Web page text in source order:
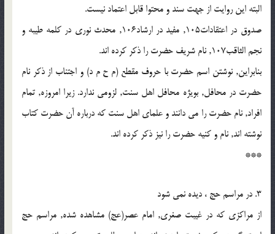
البته این روایت از جهت سند و محتوا قابل اعتماد نیست.
صدوق در اعتقادات105, مفید در ارشاد106, محدث نوری در کلمه طیبه و
نجم الثاقب107, نام شریف حضرت را ذکر کرده اند.
بنابراین, نوشتن اسم حضرت با حروف مقطع (م ح م د) و اجتناب از ذکر نام
حضرت در محافل, بویژه محافل اهل سنت, لزومی ندارد. زیرا امروزه, تمام
افراد, نام حضرت را می دانند و علمای اهل سنت که درباره آن حضرت کتاب
نوشته اند, نام و کنیه حضرت را نیز ذکر کرده اند.
***
3. در مراسم حج ، دیده نمی شود
از مراکزی که در غیبت صغری, امام عصر(عج) مشاهده شده, مراسم حج